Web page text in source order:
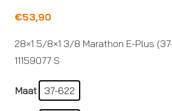
€53,90
28×1 5/8×1 3/8 Marathon E-Plus
11159077 S
Maat 37-622